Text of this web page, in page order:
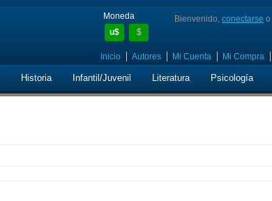
Moneda
u$
$
Bienvenido, conectarse o
Inicio Autores Mi Cuenta Mi Compra
Historia Infantil/Juvenil Literatura Psicología